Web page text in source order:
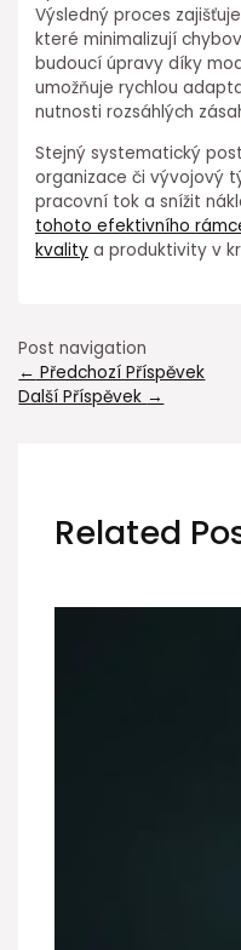
Výsledný proces
které minimalizují
budoucí úpravy díky
umožňuje rychlou
nutnosti rozsáhlých⁢
Stejný systematický
organizace či vývojový
pracovní tok a snížit
tohoto efektivního
kvality a produktivity v
Post navigation
← Předchozí Příspěvek
Další Příspěvek →
Related